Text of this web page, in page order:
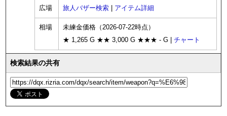
広場 旅人バザー検索 アイテム詳細
相場
未練金価格（2026-07-22時点）
★ 1,265 G ★★ 3,000 G ★★★ - G | チャート
検索結果の共有